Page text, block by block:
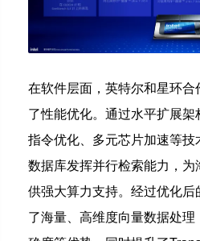
在软件层面，英特尔和星环
了性能优化。 通过水平扩展架
指令优化、多元芯片加速等
数据库发挥并行检索能力，为
供强大算力支持。 经过优化后
了海量、高维度向量数据处